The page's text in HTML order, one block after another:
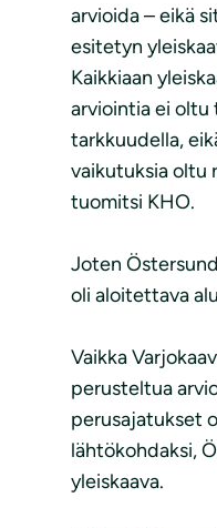
arvioida – eikä
esitetyn
Kaikkiaan
arviointia ei
tarkkuudella,
vaikutuksia oltu
tuomitsi KHO.
Joten
oli aloitettava
Vaikka
perusteltua
perusajatukset
lähtökohdaksi,
yleiskaava.